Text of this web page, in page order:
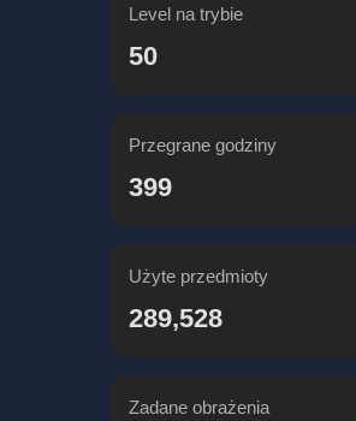
Level na trybie
50
Przegrane godziny
399
Użyte przedmioty
289,528
Zadane obrażenia